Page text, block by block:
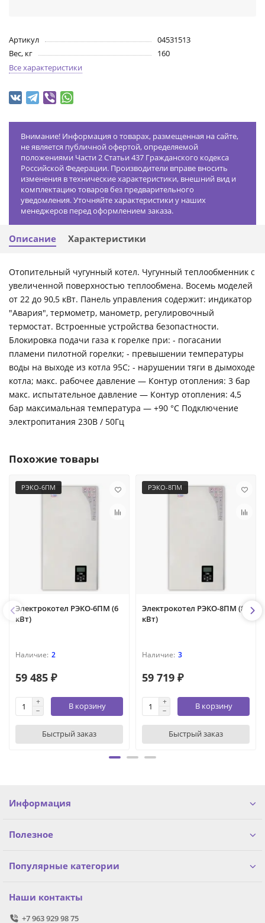
Артикул
04531513
Вес, кг
160
Все характеристики
Внимание! Информация о товарах, размещенная на сайте,
не является публичной офертой, определяемой
положениями Части 2 Статьи 437 Гражданского кодекса
Российской Федерации. Производители вправе вносить
изменения в технические характеристики, внешний вид и
комплектацию товаров без предварительного
уведомления. Уточняйте характеристики у наших
менеджеров перед оформлением заказа.
Описание Характеристики
Отопительный чугунный котел. Чугунный теплообменник с
увеличенной поверхностью теплообмена. Восемь моделей
от 22 до 90,5 кВт. Панель управления содержит: индикатор
"Авария", термометр, манометр, регулировочный
термостат. Встроенные устройства безопастности.
Блокировка подачи газа к горелке при: - погасании
пламени пилотной горелки; - превышении температуры
воды на выходе из котла 95С; - нарушении тяги в дымоходе
котла; макс. рабочее давление — Контур отопления: 3 бар
макс. испытательное давление — Контур отопления: 4,5
бар максимальная температура — +90 °C Подключение
электропитания 230В / 50Гц
Похожие товары
РЭКО-6ПМ
Электрокотел РЭКО-6ПМ (6
кВт)
2
59 485 ₽
В корзину
Быстрый заказ
РЭКО-8ПМ
Электрокотел РЭКО-8ПМ (8
кВт)
3
59 719 ₽
В корзину
Быстрый заказ
Информация
Полезное
Популярные категории
Наши контакты
+7 963 929 98 75